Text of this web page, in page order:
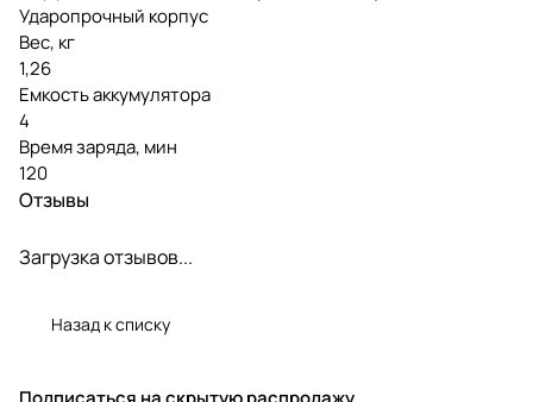
Ударопрочный корпус
Вес, кг
1,26
Емкость аккумулятора
4
Время заряда, мин
120
Отзывы
Загрузка отзывов...
Назад к списку